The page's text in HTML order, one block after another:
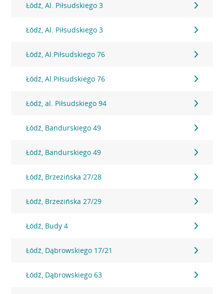
Łódź, Al. Piłsudskiego 3
Łódź, Al. Piłsudskiego 3
Łódź, Al.Piłsudskiego 76
Łódź, Al.Piłsudskiego 76
Łódź, al. Piłsudskiego 94
Łódź, Bandurskiego 49
Łódź, Bandurskiego 49
Łódź, Brzezińska 27/28
Łódź, Brzezińska 27/29
Łódź, Budy 4
Łódź, Dąbrowskiego 17/21
Łódź, Dąbrowskiego 63